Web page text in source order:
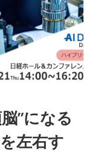
”になる
左右す